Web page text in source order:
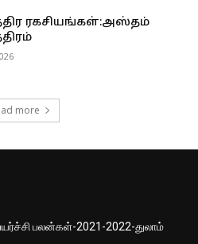
ரகசியங்கள்:அஸ்தம்
more
பலன்கள்-2021-2022-துலாம்